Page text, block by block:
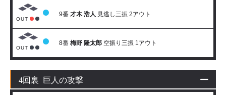
OUT
9番 才木 浩人 見逃し三振 2アウト
OUT
8番 梅野 隆太郎 空振り三振 1アウト
4回裏 巨人の攻撃